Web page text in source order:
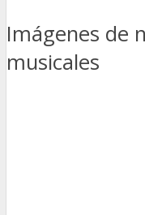
Imágenes de
musicales